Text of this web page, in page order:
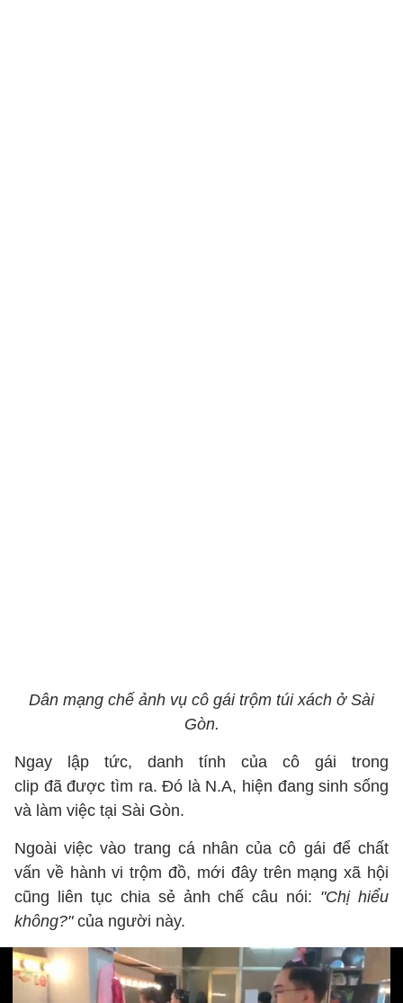
Dân mạng chế ảnh vụ cô gái trộm túi xách ở Sài
Gòn.
Ngay lập tức, danh tính của cô gái trong
clip đã được tìm ra. Đó là N.A, hiện đang sinh sống
và làm việc tại Sài Gòn.
Ngoài việc vào trang cá nhân của cô gái để chất
vấn về hành vi trộm đồ, mới đây trên mạng xã hội
cũng liên tục chia sẻ ảnh chế câu nói: "Chị hiểu
không?"của người này.